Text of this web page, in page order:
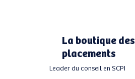
La boutique des
placements
Leader du conseil en SCPI